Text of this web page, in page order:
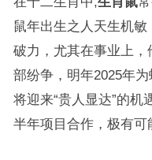
鼠年出生之人天生机
破力，尤其在事业上
部纷争，明年2025年
将迎来“贵人显达”的机
半年项目合作，极有可